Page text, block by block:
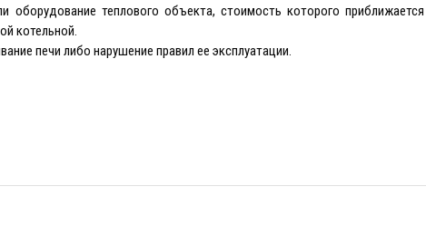
оборудование теплового объекта, стоимость которого
котельной.
печи либо нарушение правил ее эксплуатации.